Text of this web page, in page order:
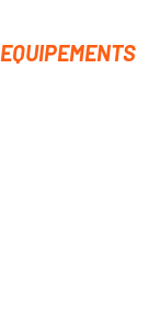
EQUIPEMENTS